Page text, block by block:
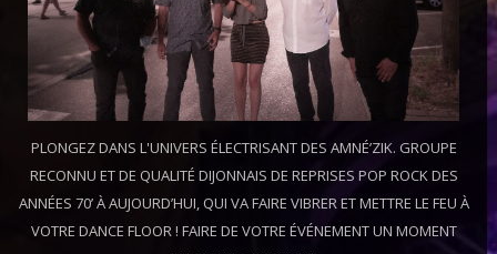
PLONGEZ DANS L'UNIVERS ÉLECTRISANT DES AMNÉ’ZIK. GROUPE
RECONNU ET DE QUALITÉ DIJONNAIS DE REPRISES POP ROCK DES
ANNÉES 70’ À AUJOURD’HUI, QUI VA FAIRE VIBRER ET METTRE LE FEU À
VOTRE DANCE FLOOR ! FAIRE DE VOTRE ÉVÉNEMENT UN MOMENT